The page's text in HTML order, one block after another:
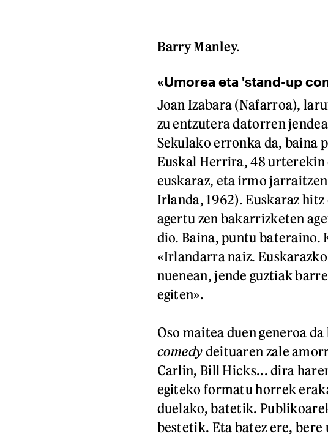
Barry Manley.
«Umorea eta 'stand-up
Joan Izabara (Nafarroa),
zu entzutera datorren
Sekulako erronka da, baina
Euskal Herrira, 48 urterekin
euskaraz, eta irmo
Irlanda, 1962). Euskaraz
agertu zen bakarrizketen
dio. Baina, puntu
«Irlandarra naiz.
nuenean, jende guztiak
egiten».
Oso maitea duen generoa
comedy deituaren zale
Carlin, Bill Hicks... dira
egiteko formatu horrek
duelako, batetik.
bestetik. Eta batez ere, bere